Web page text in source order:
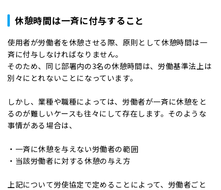
休憩時間は一斉に付与すること
使用者が労働者を休憩させる際、原則として休憩時間は一
斉に付与しなければなりません。
そのため、同じ部署内の3名の休憩時間は、労働基準法上は
別々にとれないことになっています。
しかし、業種や職種によっては、労働者が一斉に休憩をと
るのが難しいケースも往々にして存在します。そのような
事情がある場合は、
・一斉に休憩を与えない労働者の範囲
・当該労働者に対する休憩の与え方
上記について労使協定で定めることによって、労働者ごと